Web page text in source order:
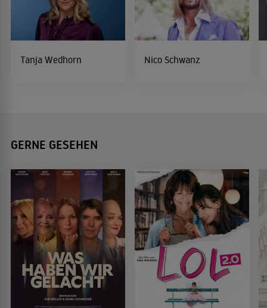
Tanja Wedhorn Nico Schwanz
GERNE GESEHEN